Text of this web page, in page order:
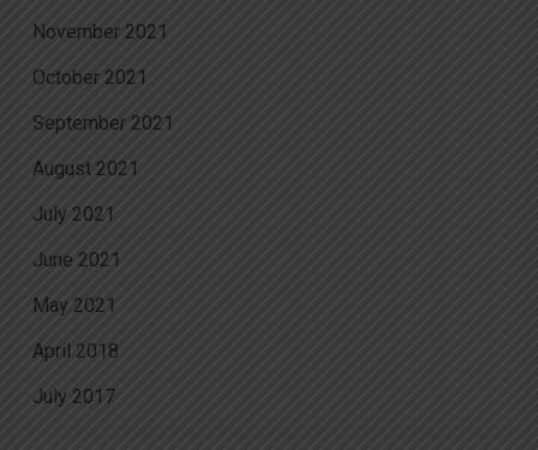
November 2021
October 2021
September 2021
August 2021
July 2021
June 2021
May 2021
April 2018
July 2017